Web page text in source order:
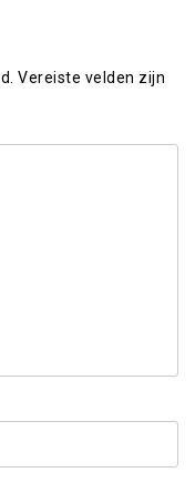
Vereiste velden zijn